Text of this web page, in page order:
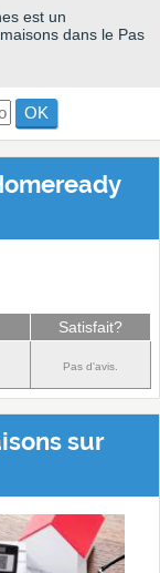
est un
dans le Pas
OK
Satisfait?
Pas d'avis.
sur